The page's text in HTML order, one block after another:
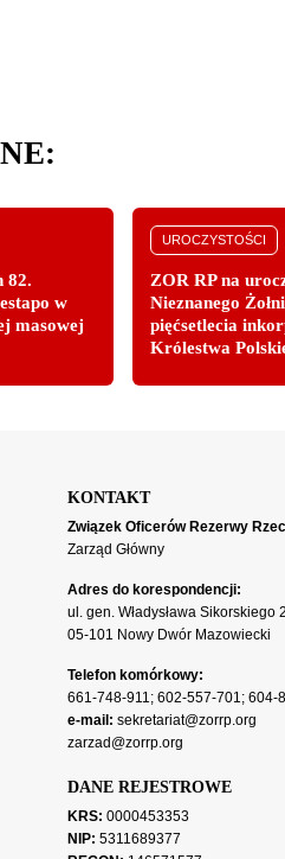
82.
w
masowej
UROCZYSTOŚCI
ZOR RP na
Nieznanego
pięćsetlecia
Królestwa
KONTAKT
Związek Oficerów Rezerwy
Zarząd Główny
Adres do korespondencji:
ul. gen. Władysława Sikorskiego
05-101 Nowy Dwór Mazowiecki
Telefon komórkowy:
661-748-911; 602-557-701; 604-
e-mail: sekretariat@zorrp.org
zarzad@zorrp.org
DANE REJESTROWE
KRS: 0000453353
NIP: 5311689377